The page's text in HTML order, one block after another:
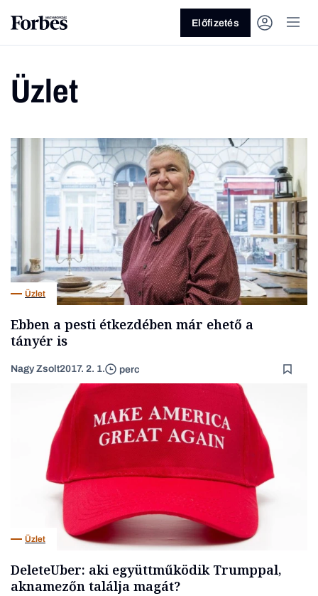
Vagy fedezze fel a következő
témákat
Pénz Zöld Legyél jobb!
Előfizetés
Üzlet
Üzlet
Ebben a pesti étkezdében már ehető a
tányér is
Nagy Zsolt2017. 2. 1. perc
Üzlet
DeleteUber: aki együttműködik Trumppal,
aknamezőn találja magát?